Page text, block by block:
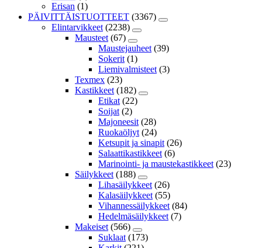
Erisan (1)
PÄIVITTÄISTUOTTEET (3367)
Elintarvikkeet (2238)
Mausteet (67)
Maustejauheet (39)
Sokerit (1)
Liemivalmisteet (3)
Texmex (23)
Kastikkeet (182)
Etikat (22)
Soijat (2)
Majoneesit (28)
Ruokaöljyt (24)
Ketsupit ja sinapit (26)
Salaattikastikkeet (6)
Marinointi- ja maustekastikkeet (23)
Säilykkeet (188)
Lihasäilykkeet (26)
Kalasäilykkeet (55)
Vihannessäilykkeet (84)
Hedelmäsäilykkeet (7)
Makeiset (566)
Suklaat (173)